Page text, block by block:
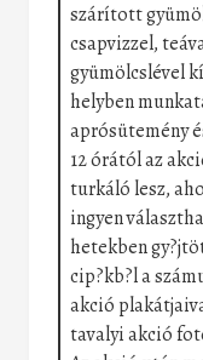
szárított
csapvizzel,
gyümölcslével
helyben
aprósütemény
12 órától az
turkáló lesz,
ingyen
hetekben
cip?kb?l a
akció
tavalyi akció